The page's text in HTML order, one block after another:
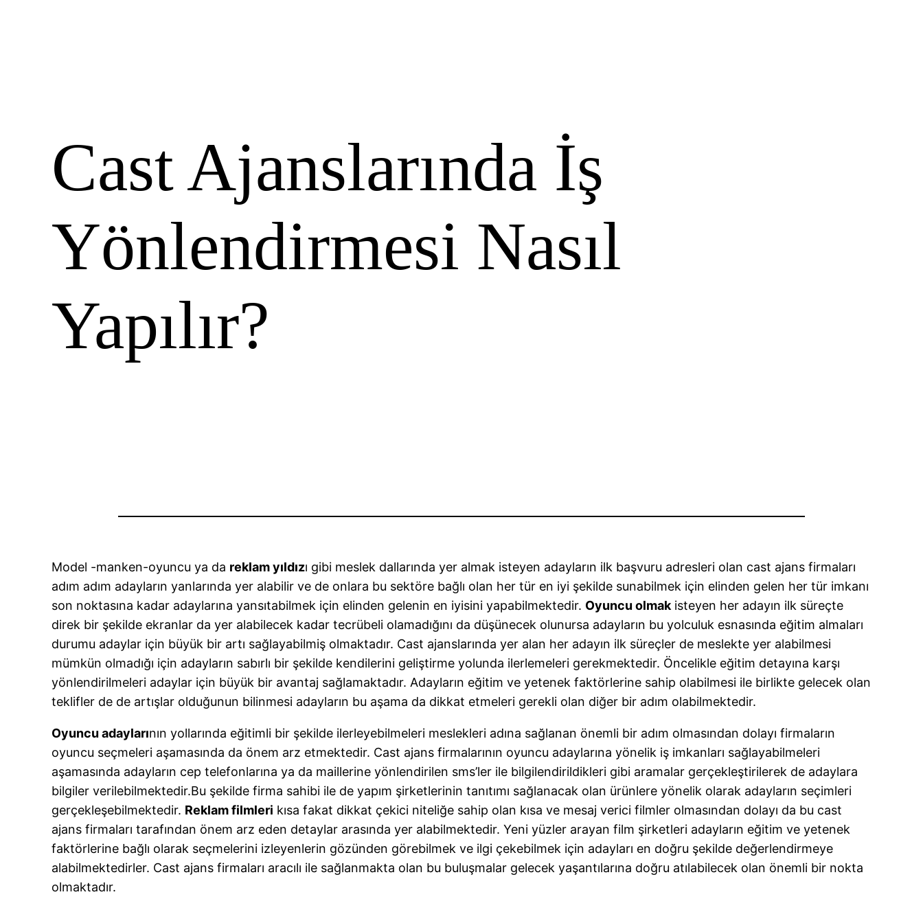
Cast Ajanslarında İş
Yönlendirmesi Nasıl
Yapılır?
Model -manken-oyuncu ya da reklam yıldızı gibi meslek dallarında yer almak isteyen adayların ilk başvuru adresleri olan cast ajans firmaları
adım adım adayların yanlarında yer alabilir ve de onlara bu sektöre bağlı olan her tür en iyi şekilde sunabilmek için elinden gelen her tür imkanı
son noktasına kadar adaylarına yansıtabilmek için elinden gelenin en iyisini yapabilmektedir. Oyuncu olmak isteyen her adayın ilk süreçte
direk bir şekilde ekranlar da yer alabilecek kadar tecrübeli olamadığını da düşünecek olunursa adayların bu yolculuk esnasında eğitim almaları
durumu adaylar için büyük bir artı sağlayabilmiş olmaktadır. Cast ajanslarında yer alan her adayın ilk süreçler de meslekte yer alabilmesi
mümkün olmadığı için adayların sabırlı bir şekilde kendilerini geliştirme yolunda ilerlemeleri gerekmektedir. Öncelikle eğitim detayına karşı
yönlendirilmeleri adaylar için büyük bir avantaj sağlamaktadır. Adayların eğitim ve yetenek faktörlerine sahip olabilmesi ile birlikte gelecek olan
teklifler de de artışlar olduğunun bilinmesi adayların bu aşama da dikkat etmeleri gerekli olan diğer bir adım olabilmektedir.
Oyuncu adaylarının yollarında eğitimli bir şekilde ilerleyebilmeleri meslekleri adına sağlanan önemli bir adım olmasından dolayı firmaların
oyuncu seçmeleri aşamasında da önem arz etmektedir. Cast ajans firmalarının oyuncu adaylarına yönelik iş imkanları sağlayabilmeleri
aşamasında adayların cep telefonlarına ya da maillerine yönlendirilen sms’ler ile bilgilendirildikleri gibi aramalar gerçekleştirilerek de adaylara
bilgiler verilebilmektedir.Bu şekilde firma sahibi ile de yapım şirketlerinin tanıtımı sağlanacak olan ürünlere yönelik olarak adayların seçimleri
gerçekleşebilmektedir. Reklam filmleri kısa fakat dikkat çekici niteliğe sahip olan kısa ve mesaj verici filmler olmasından dolayı da bu cast
ajans firmaları tarafından önem arz eden detaylar arasında yer alabilmektedir. Yeni yüzler arayan film şirketleri adayların eğitim ve yetenek
faktörlerine bağlı olarak seçmelerini izleyenlerin gözünden görebilmek ve ilgi çekebilmek için adayları en doğru şekilde değerlendirmeye
alabilmektedirler. Cast ajans firmaları aracılı ile sağlanmakta olan bu buluşmalar gelecek yaşantılarına doğru atılabilecek olan önemli bir nokta
olmaktadır.